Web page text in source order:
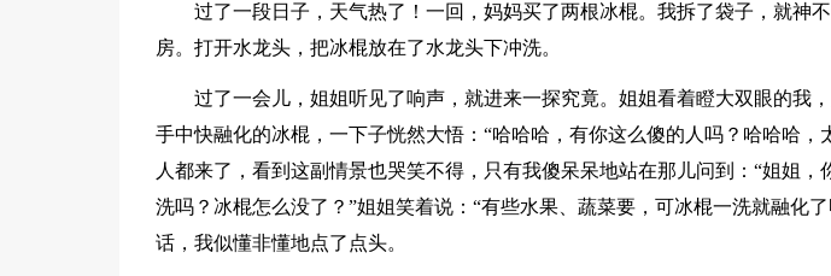
过了一段日子，天气热了！一回，妈妈买了两根冰棍。我拆了袋子，就神
房。打开水龙头，把冰棍放在了水龙头下冲洗。
过了一会儿，姐姐听见了响声，就进来一探究竟。姐姐看着瞪大双眼的我
手中快融化的冰棍，一下子恍然大悟：“哈哈哈，有你这么傻的人吗？哈哈哈，
人都来了，看到这副情景也哭笑不得，只有我傻呆呆地站在那儿问到：“姐姐，
洗吗？冰棍怎么没了？”姐姐笑着说：“有些水果、蔬菜要，可冰棍一洗就融化
话，我似懂非懂地点了点头。